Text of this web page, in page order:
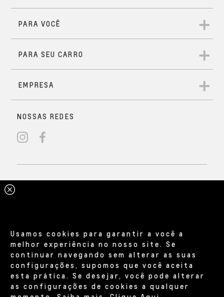
Usamos cookies para garantir a você a
melhor experiência no nosso site. Se
continuar navegando sem alterar as suas
configurações, supomos que você aceita
esta prática. Se desejar, você pode alterar
as configurações de cookies a qualquer